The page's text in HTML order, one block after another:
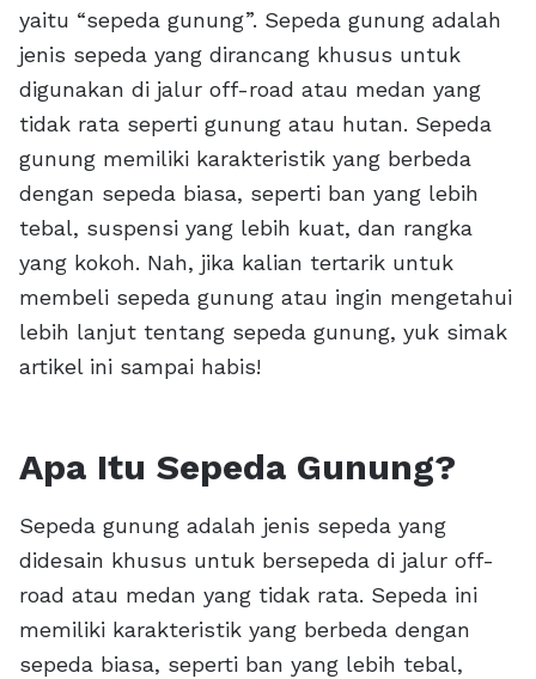
yaitu “sepeda gunung”. Sepeda gunung adalah
jenis sepeda yang dirancang khusus untuk
digunakan di jalur off-road atau medan yang
tidak rata seperti gunung atau hutan. Sepeda
gunung memiliki karakteristik yang berbeda
dengan sepeda biasa, seperti ban yang lebih
tebal, suspensi yang lebih kuat, dan rangka
yang kokoh. Nah, jika kalian tertarik untuk
membeli sepeda gunung atau ingin mengetahui
lebih lanjut tentang sepeda gunung, yuk simak
artikel ini sampai habis!
Apa Itu Sepeda Gunung?
Sepeda gunung adalah jenis sepeda yang
didesain khusus untuk bersepeda di jalur off-
road atau medan yang tidak rata. Sepeda ini
memiliki karakteristik yang berbeda dengan
sepeda biasa, seperti ban yang lebih tebal,